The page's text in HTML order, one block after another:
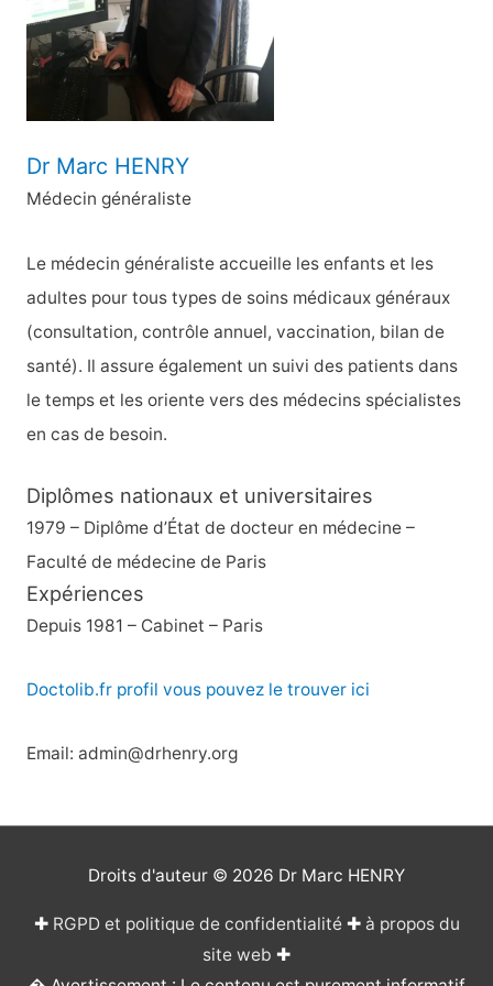
r
Dr Marc HENRY
Médecin généraliste
Le médecin généraliste accueille les enfants et les
adultes pour tous types de soins médicaux généraux
(consultation, contrôle annuel, vaccination, bilan de
santé). Il assure également un suivi des patients dans
le temps et les oriente vers des médecins spécialistes
en cas de besoin.
Diplômes nationaux et universitaires
1979 – Diplôme d’État de docteur en médecine –
Faculté de médecine de Paris
Expériences
Depuis 1981 – Cabinet – Paris
Doctolib.fr profil vous pouvez le trouver ici
Email: admin@drhenry.org
Droits d'auteur © 2026 Dr Marc HENRY
✚ RGPD et politique de confidentialité✚ à propos du
site web ✚